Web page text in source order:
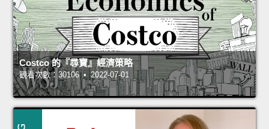
Costco 的『尋寶』經濟策略
觀看次數：30106 • 2022-07-01